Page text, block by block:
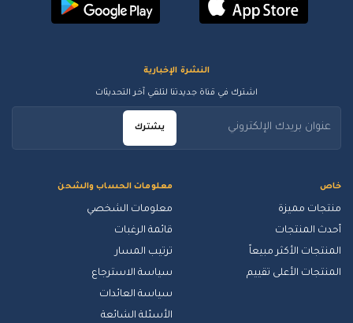
خاص
منتجات مميزة
أحدث المنتجات
المنتجات الأكثر مبيعاً
المنتجات الأعلى تقييم
معلومات الحساب والشحن
معلومات الشخصي
قائمة الرغبات
ترتيب المسار
سياسة الاسترجاع
سياسة العائدات
الأسئلة الشائعة
النشرة الإخبارية
اشترك في قناة جديدتنا لتلقي آخر التحديثات
يشترك